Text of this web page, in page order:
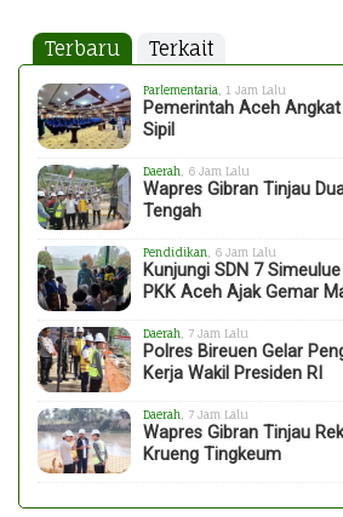
Terbaru Terkait
Parlementaria , 1 Jam Lalu
Pemerintah Aceh
Sipil
Daerah , 6 Jam Lalu
Wapres Gibran Tinjau
Tengah
Pendidikan , 6 Jam Lalu
Kunjungi SDN 7
PKK Aceh Ajak Gemar
Daerah , 7 Jam Lalu
Polres Bireuen Gelar
Kerja Wakil Presiden RI
Daerah , 7 Jam Lalu
Wapres Gibran Tinjau
Krueng Tingkeum